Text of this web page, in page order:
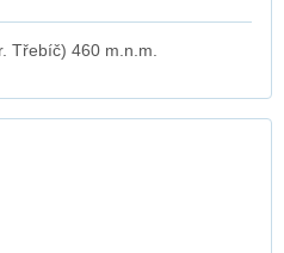
Třebíč) 460 m.n.m.